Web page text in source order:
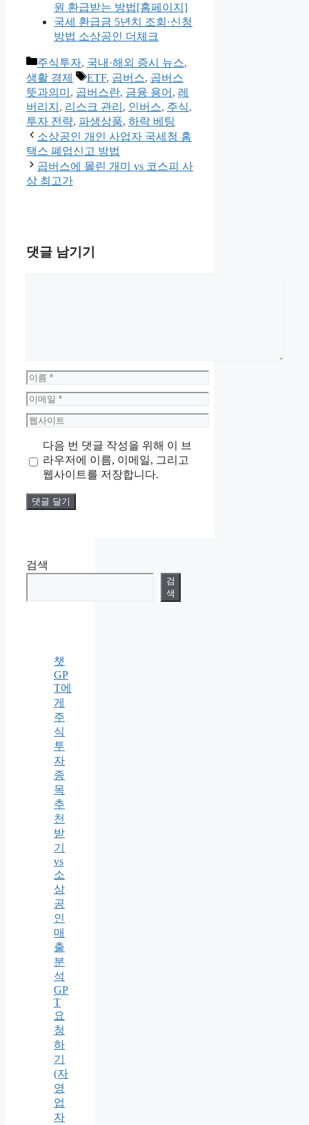
원 환급받는 방법[홈페이지]
국세 환급금 5년치 조회·신청
방법 소상공인 더체크
카
테
고
리
주식투자, 국내·해외 증시 뉴스,
생활 경제
태
그
ETF, 곱버스, 곱버스
뜻과의미 , 곱버스란, 금융 용어 , 레
버리지 , 리스크 관리 , 인버스, 주식,
투자 전략, 파생상품, 하락 베팅
소상공인 개인 사업자 국세청 홈
택스 폐업신고 방법
곱버스에 몰린 개미 vs 코스피 사
상 최고가
댓글 남기기
이
름
이
메
일
웹
트
다음 번 댓글 작성을 위해 이 브
라우저에 이름, 이메일, 그리고
웹사이트를 저장합니다.
검색
검
색
챗
GP
T에
게
주
식
투
자
종
목
추
천
받
기
vs
소
상
공
인
매
출
분
석
GP
T
요
청
하
기
(자
영
업
자